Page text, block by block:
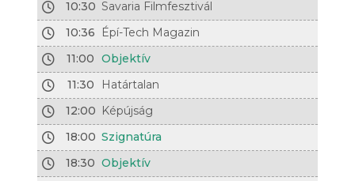
10:30 Savaria Filmfesztivál
10:36
Épí-Tech Magazin
11:00 Objektív
11:30
Határtalan
12:00 Képújság
18:00 Szignatúra
18:30 Objektív